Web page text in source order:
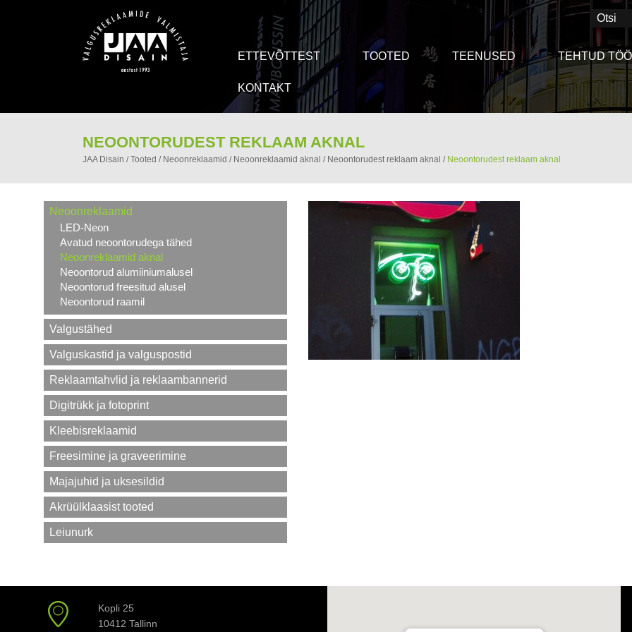
ETTEVÕTTEST TOOTED TEENUSED TEHTUD
KONTAKT
NEOONTORUDEST REKLAAM AKNAL
JAA Disain /Tooted / Neoonreklaamid / Neoonreklaamid aknal / Neoontorudest reklaam aknal / Neoontorudest reklaam aknal
Neoonreklaamid
LED-Neon
Avatud neoontorudega tähed
Neoonreklaamid aknal
Neoontorud alumiiniumalusel
Neoontorud freesitud alusel
Neoontorud raamil
Valgustähed
Valguskastid ja valguspostid
Reklaamtahvlid ja reklaambannerid
Digitrükk ja fotoprint
Kleebisreklaamid
Freesimine ja graveerimine
Majajuhid ja uksesildid
Akrüülklaasist tooted
Leiunurk
Kopli 25
10412 Tallinn